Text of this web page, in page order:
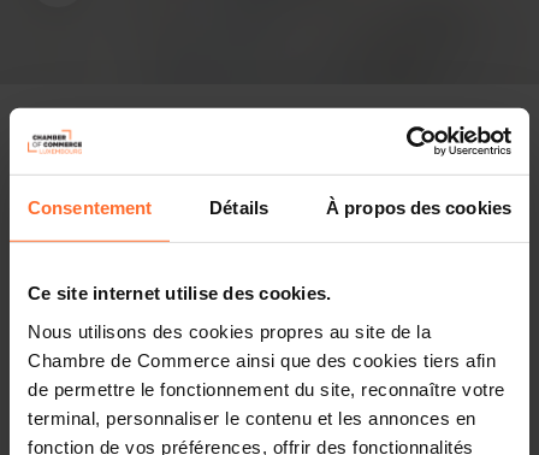
Consentement Détails À propos des cookies
Ce site internet utilise des cookies.
Nous utilisons des cookies propres au site de la
Chambre de Commerce ainsi que des cookies tiers afin
de permettre le fonctionnement du site, reconnaître votre
terminal, personnaliser le contenu et les annonces en
fonction de vos préférences, offrir des fonctionnalités
Depuis 2020, les crises s’enchaînent, laissant peu de répit
de souffler le chaud, mais surtout le froid : une pandémie